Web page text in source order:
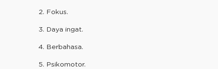
Fokus.
Daya ingat.
Berbahasa.
Psikomotor.